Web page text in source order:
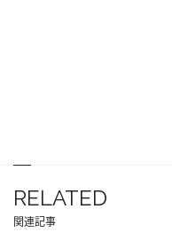
RELATED
関連記事